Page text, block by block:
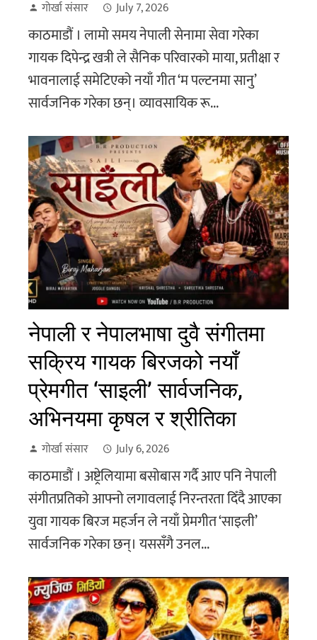
गोर्खा संसार July 7, 2026
काठमाडौं । लामो समय नेपाली सेनामा सेवा गरेका
गायक दिपेन्द्र खत्री ले सैनिक परिवारको माया, प्रतीक्षा र
भावनालाई समेटिएको नयाँ गीत ‘म पल्टनमा सानु’
सार्वजनिक गरेका छन्। व्यावसायिक रू...
नेपाली र नेपालभाषा दुवै संगीतमा
सक्रिय गायक बिरजको नयाँ
प्रेमगीत ‘साइली’ सार्वजनिक,
अभिनयमा कृषल र श्रीतिका
गोर्खा संसार July 6, 2026
काठमाडौं । अष्ट्रेलियामा बसोबास गर्दै आए पनि नेपाली
संगीतप्रतिको आफ्नो लगावलाई निरन्तरता दिँदै आएका
युवा गायक बिरज महर्जन ले नयाँ प्रेमगीत ‘साइली’
सार्वजनिक गरेका छन्। यससँगै उनल...